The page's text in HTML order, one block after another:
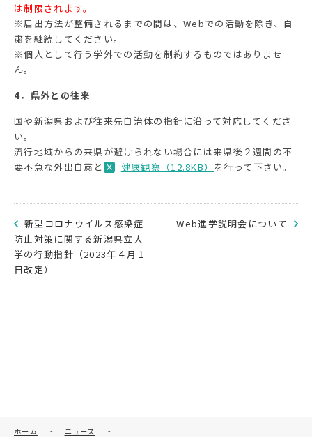
は制限されます。
※届出方法が整備されるまでの間は、Webでの活動を除き、自
粛を継続してください。
※個人として行う学外での活動を制約するものではありませ
ん。
4．県外との往来
国や新潟県および往来先自治体の指針に沿って対応してくださ
い。
流行地域からの来県が避けられない場合には来県後２週間の不
要不急な外出自粛と
健康観察（12.8KB） を行って下さい。
新型コロナウイルス感染症
防止対策に関する新潟県立大
学の行動指針（2023年４月１
日改定）
Web進学説明会について
ホーム - ニュース
-